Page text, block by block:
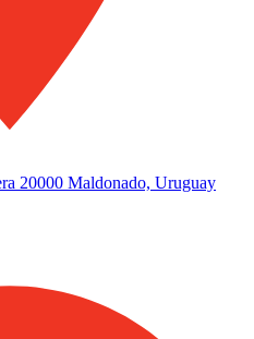
20000 Maldonado, Uruguay